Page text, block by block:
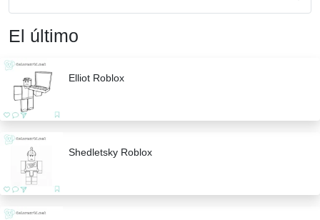
El último
Elliot Roblox
Shedletsky Roblox